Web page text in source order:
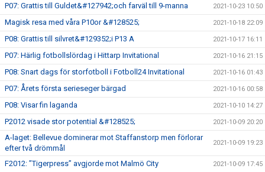
P07: Grattis till Guldet&#127942;och farväl till 9-manna 2021-10-23 10:50
Magisk resa med våra P10or &#128525; 2021-10-18 22:09
P08: Grattis till silvret&#129352;i P13 A 2021-10-17 16:11
P07: Härlig fotbollslördag i Hittarp Invitational 2021-10-16 21:15
P08: Snart dags för storfotboll i Fotboll24 Invitational 2021-10-16 01:43
P07: Årets första serieseger bärgad 2021-10-16 00:58
P08: Visar fin laganda 2021-10-10 14:27
P2012 visade stor potential &#128525; 2021-10-09 20:20
A-laget: Bellevue dominerar mot Staffanstorp men förlorar
efter två drömmål
2021-10-09 19:23
F2012: ”Tigerpress” avgjorde mot Malmö City 2021-10-09 17:45